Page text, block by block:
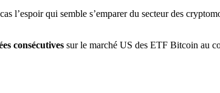
l’espoir qui semble s’emparer du secteur des
consécutives sur le marché US des ETF Bitcoin au